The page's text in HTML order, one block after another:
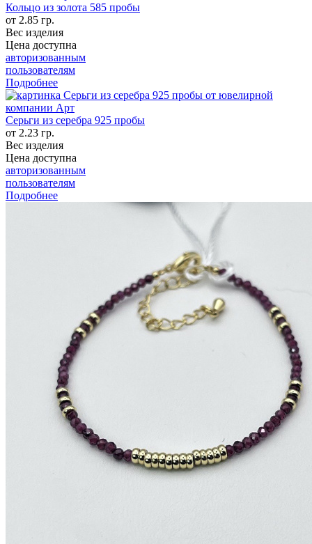
Кольцо из золота 585 пробы
от 2.85 гр.
Вес изделия
Цена доступна
авторизованным
пользователям
Подробнее
Серьги из серебра 925 пробы
от 2.23 гр.
Вес изделия
Цена доступна
авторизованным
пользователям
Подробнее